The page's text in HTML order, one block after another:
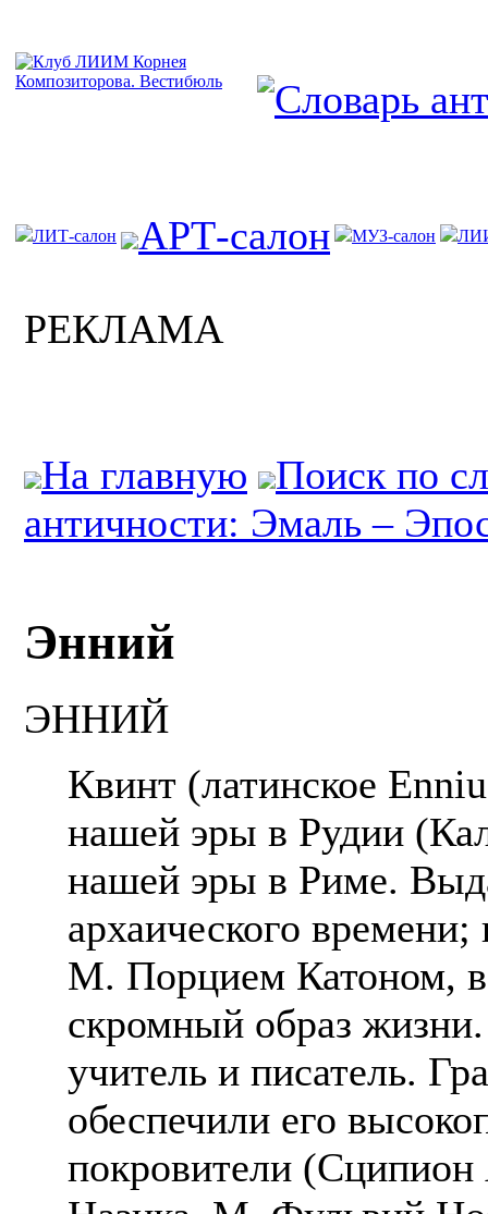
ЛИТ-салон АРТ-салон МУЗ-салон
РЕКЛАМА
На главную
Поиск по
античности: Эмаль –
Энний
ЭННИЙ
Квинт (латинское
нашей эры в Рудии
нашей эры в Риме.
архаического
М. Порцием Катоном,
скромный образ
учитель и писатель.
обеспечили его
покровители